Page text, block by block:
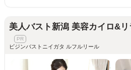
美人バスト新潟 美容カイロ&
ビジンバストニイガタ ルフルリール